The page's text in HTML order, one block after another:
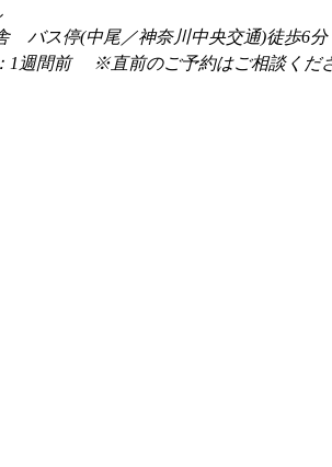
　バス停(中尾／神奈川中央交通)徒歩6分
1週間前 　※直前のご予約はご相談くだ